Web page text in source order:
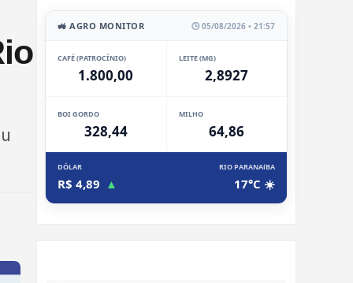
🚜 AGRO MONITOR 🕒 05/08/2026 • 21:57
CAFÉ (PATROCÍNIO)
1.800,00
LEITE (MG)
2,8927
BOI GORDO
328,44
MILHO
64,86
DÓLAR
R$ 4,89 ▲
RIO PARANAíBA
17°C ☀️